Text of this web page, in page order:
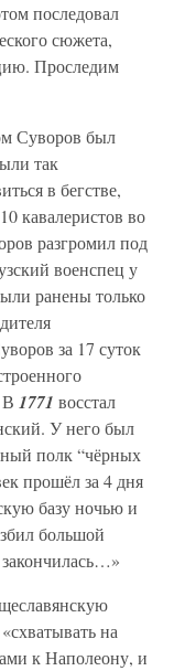
последовал
сюжета,
Проследим
Суворов был
так
в бегстве,
кавалеристов во
разгромил под
военспец у
ранены только
за 17 суток
В 1771 восстал
У него был
полк “чёрных
прошёл за 4 дня
базу ночью и
большой
на
к Наполеону, и